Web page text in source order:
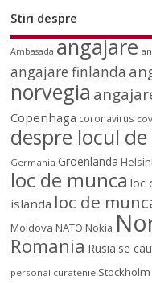
Stiri despre
Ambasada angajare
angajare finlanda
norvegia
Copenhaga coronavirus
despre locul
Germania Groenlanda
loc de munca loc
islanda loc de
Moldova NATO Nokia
Romania Rusia se
personal curatenie Stockholm